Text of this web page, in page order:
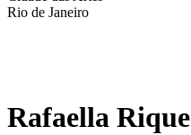
Rio de Janeiro
Rafaella Rique